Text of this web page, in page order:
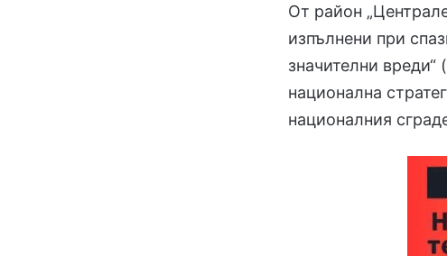
От район
изпълнени при
значителни вреди“
национална
националния